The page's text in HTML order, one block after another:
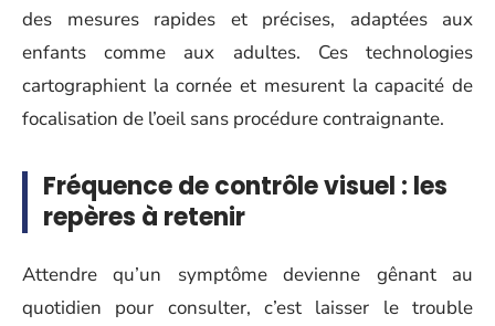
des mesures rapides et précises, adaptées aux
enfants comme aux adultes. Ces technologies
cartographient la cornée et mesurent la capacité de
focalisation de l’oeil sans procédure contraignante.
Fréquence de contrôle visuel : les
repères à retenir
Attendre qu’un symptôme devienne gênant au
quotidien pour consulter, c’est laisser le trouble